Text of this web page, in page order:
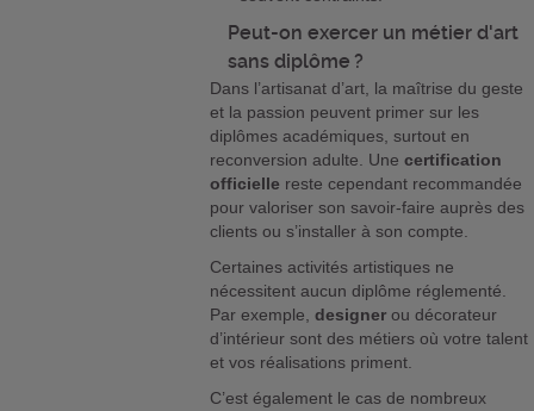
Peut-on exercer un métier d'art
sans diplôme ?
Dans l’artisanat d’art, la maîtrise du geste
et la passion peuvent primer sur les
diplômes académiques, surtout en
reconversion adulte. Unecertification
officielle reste cependant recommandée
pour valoriser son savoir-faire auprès des
clients ou s’installer à son compte.
Certaines activités artistiques ne
nécessitent aucun diplôme réglementé.
Par exemple,designer ou décorateur
d’intérieur sont des métiers où votre talent
et vos réalisations priment.
C’est également le cas de nombreux